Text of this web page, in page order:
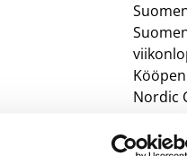
Nordic